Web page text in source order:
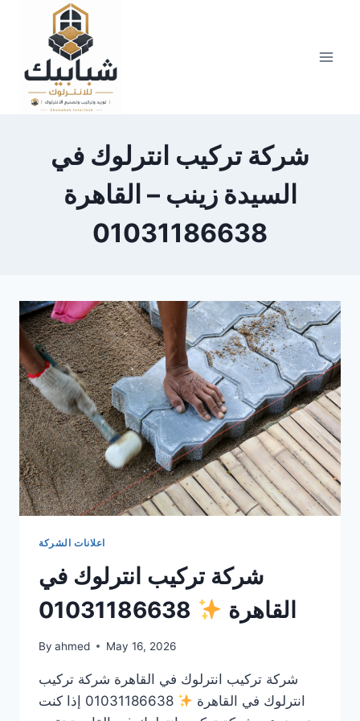
شركة تركيب انترلوك في
السيدة زينب – القاهرة
01031186638
اعلانات الشركة
شركة تركيب انترلوك في
القاهرة
By ahmed May 16, 2026
شركة تركيب انترلوك في القاهرة شركة تركيب
انترلوك في القاهرة
01031186638 إذا كنت